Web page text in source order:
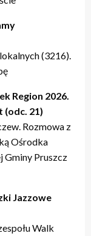
(3216).
Region 2026.
(odc. 21)
Rozmowa z
Ośrodka
Gminy Pruszcz
Jazzowe
Walk